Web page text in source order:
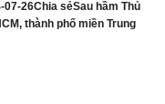
sẻNHÀ PHỐ BÊN SÔNG HÀN
TOWNHOUSE KINH DOANH